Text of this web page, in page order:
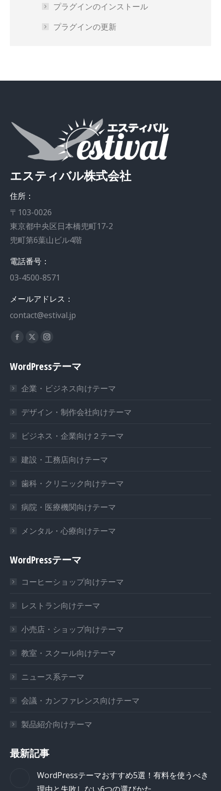
プラグインのインストール
プラグインの更新
エスティバル株式会社
住所：
〒103-0026
東京都中央区日本橋兜町17-2
兜町第6葉山ビル4階
電話番号：
03-4500-8571
メールアドレス：
contact@estival.jp
私達を見つけてください：
Facebook
opens
new
window
X
opens
new
window
Instagram
opens
new
window
WordPressテーマ
企業・ビジネス向けテーマ
デザイン・制作会社向けテーマ
ビジネス・企業向け２テーマ
建設・工務店向けテーマ
歯科・クリニック向けテーマ
病院・医療機関向けテーマ
メンタル・心療向けテーマ
WordPressテーマ
コーヒーショップ向けテーマ
レストラン向けテーマ
小売店・ショップ向けテーマ
教室・スクール向けテーマ
ニュース系テーマ
会議・カンファレンス向けテーマ
製品紹介向けテーマ
最新記事
WordPressテーマおすすめ5選！有料を使うべき